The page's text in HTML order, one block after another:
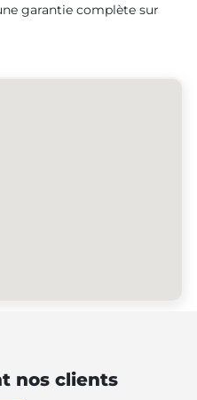
garantie complète sur
nos clients